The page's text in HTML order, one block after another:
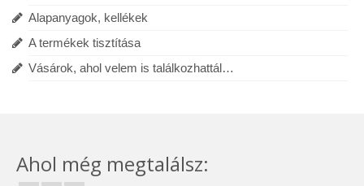
Alapanyagok, kellékek
A termékek tisztítása
Vásárok, ahol velem is találkozhattál…
Ahol még megtalálsz: